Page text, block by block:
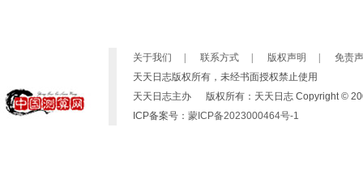
关于我们 联系方式 版权声明
免责
天天日志版权所有，未经书面授权禁止使用
天天日志主办 版权所有：天天日志 Copyright ©
ICP备案号： 蒙ICP备2023000464号-1